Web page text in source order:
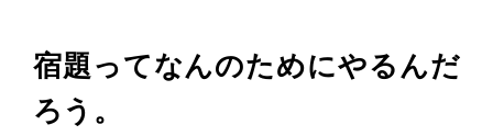
宿題ってなんのためにやるんだ
ろう。